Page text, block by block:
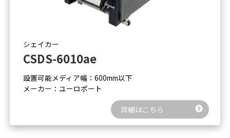
シェイカー
CSDS-6010ae
設置可能メディア幅：600mm以下
メーカー：ユーロポート
詳細はこちら